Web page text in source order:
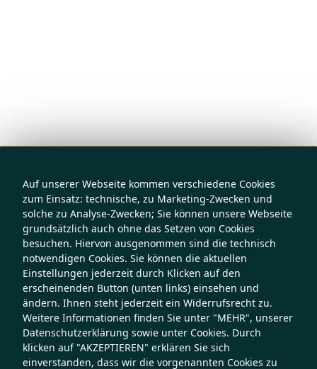
Auf unserer Webseite kommen verschiedene Cookies
zum Einsatz: technische, zu Marketing-Zwecken und
solche zu Analyse-Zwecken; Sie können unsere Webseite
grundsätzlich auch ohne das Setzen von Cookies
besuchen. Hiervon ausgenommen sind die technisch
notwendigen Cookies. Sie können die aktuellen
Einstellungen jederzeit durch Klicken auf den
erscheinenden Button (unten links) einsehen und
ändern. Ihnen steht jederzeit ein Widerrufsrecht zu.
Weitere Informationen finden Sie unter "MEHR", unserer
Datenschutzerklärung sowie unter Cookies. Durch
klicken auf "AKZEPTIEREN" erklären Sie sich
einverstanden, dass wir die vorgenannten Cookies zu